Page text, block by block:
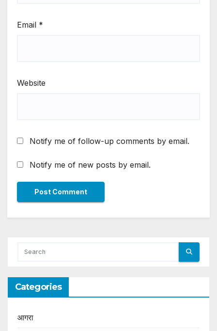
Email *
Website
Notify me of follow-up comments by email.
Notify me of new posts by email.
Categories
आगरा